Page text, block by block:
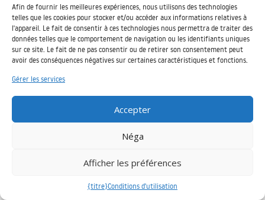
Afin de fournir les meilleures expériences, nous utilisons des technologies
telles que les cookies pour stocker et/ou accéder aux informations relatives à
l'appareil. Le fait de consentir à ces technologies nous permettra de traiter des
données telles que le comportement de navigation ou les identifiants uniques
sur ce site. Le fait de ne pas consentir ou de retirer son consentement peut
avoir des conséquences négatives sur certaines caractéristiques et fonctions.
Gérer les services
Accepter
Néga
Afficher les préférences
{titre}Conditions d'utilisation
stato realizzato grazie all’aiuto finanziario
dell’Unione Europea nell’ambito del
Programma ENI CT Italia – Tunisia 2014-2020. Il contenuto del
presente sito è di esclusiva responsabilità del progetto CUBÂTI e non
può in nessun caso essere considerato come riflesso della posizione
dell’Unione Europea o della posizione delle strutture di gestione del
Programma - Copyright © 2026